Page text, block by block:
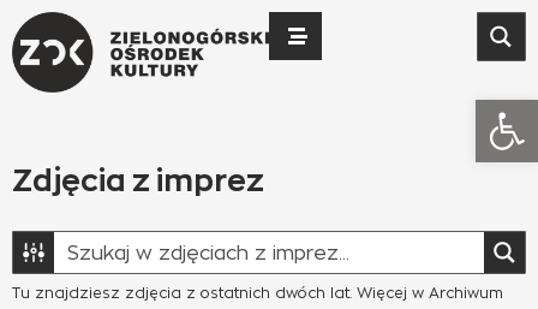
Zdjęcia z imprez
Tu znajdziesz zdjęcia z ostatnich dwóch lat. Więcej w Archiwum